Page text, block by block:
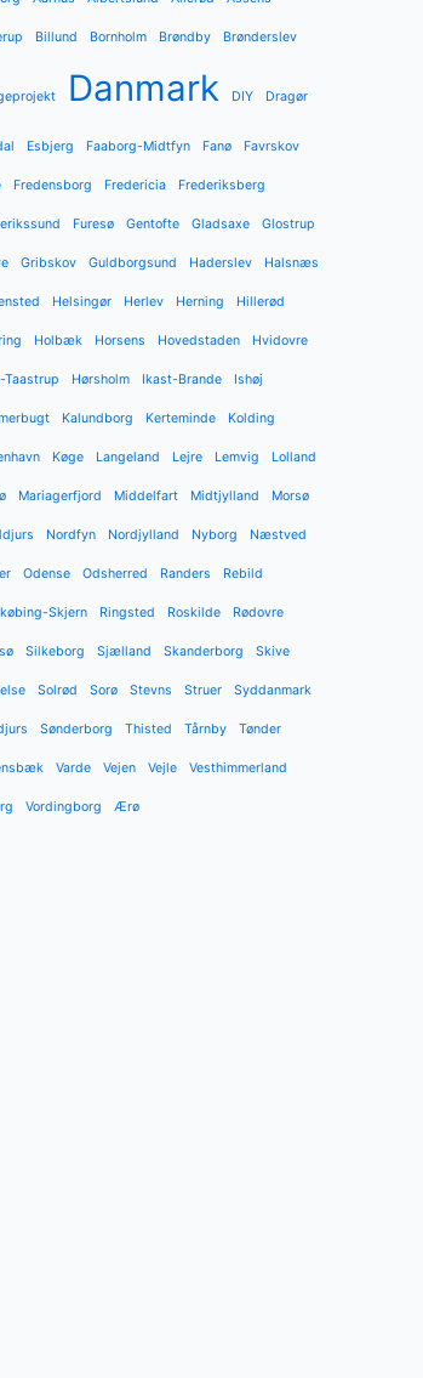
Billund Bornholm Brøndby Brønderslev
Danmark DIY Dragør
Esbjerg Faaborg-Midtfyn Fanø Favrskov
Fredensborg Fredericia Frederiksberg
Furesø Gentofte Gladsaxe Glostrup
Gribskov Guldborgsund Haderslev Halsnæs
Helsingør Herlev Herning Hillerød
Holbæk Horsens Hovedstaden Hvidovre
Taastrup Hørsholm Ikast-Brande Ishøj
Kalundborg Kerteminde Kolding
Køge Langeland Lejre Lemvig Lolland
Mariagerfjord Middelfart Midtjylland Morsø
Nordfyn Nordjylland Nyborg Næstved
Odense Odsherred Randers Rebild
Skjern Ringsted Roskilde Rødovre
Silkeborg Sjælland Skanderborg Skive
Solrød Sorø Stevns Struer Syddanmark
Sønderborg Thisted Tårnby Tønder
Varde Vejen Vejle Vesthimmerland
Vordingborg Ærø